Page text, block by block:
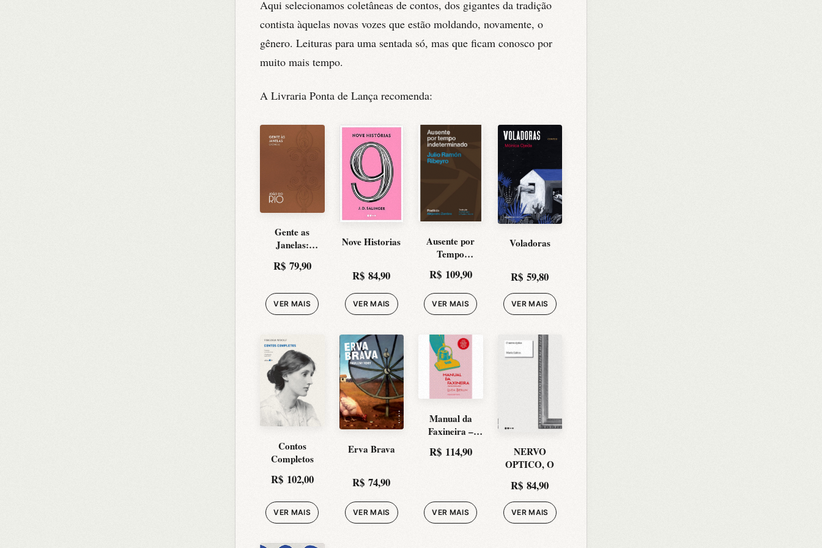
Aqui selecionamos coletâneas de contos, dos gigantes da tradição
contista àquelas novas vozes que estão moldando, novamente, o
gênero. Leituras para uma sentada só, mas que ficam conosco por
muito mais tempo.
A Livraria Ponta de Lança recomenda:
Gente as
Janelas:
R$79,90
VER MAIS
Nove Historias
R$ 84,90
VER MAIS
Ausente por
Tempo
R$109,90
VER MAIS
Voladoras
R$ 59,80
VER MAIS
Contos
Completos
R$102,00
VER MAIS
Erva Brava
R$ 74,90
VER MAIS
Manual da
Faxineira –
Escolhidos
R$114,90
VER MAIS
NERVO
OPTICO, O
R$ 84,90
VER MAIS